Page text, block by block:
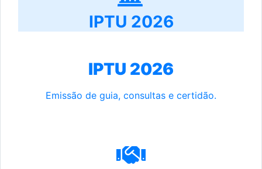
IPTU 2026
IPTU 2026
Emissão de guia, consultas e certidão.